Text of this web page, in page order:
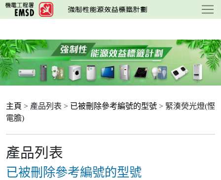
跳
至
要
內
容
主頁 > 產品列表 > 已被刪除參考編號的型號 > 緊湊熒光燈(慳
電膽)
產品列表
已被刪除參考編號的型號